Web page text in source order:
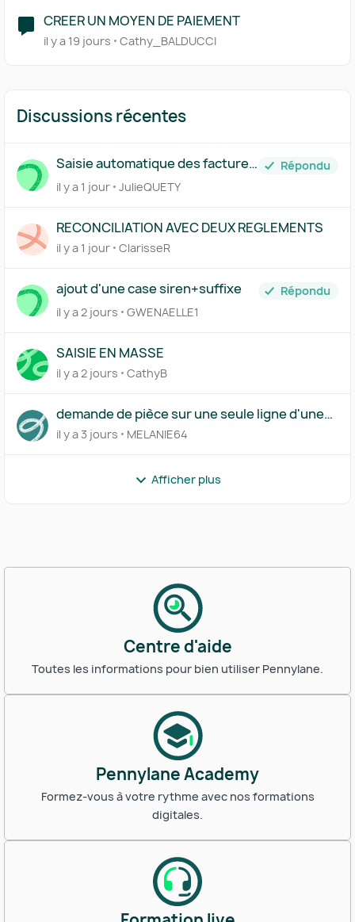
CREER UN MOYEN DE PAIEMENT
il y a 19 jours Cathy_BALDUCCI
Discussions récentes
Saisie automatique des factures
traitée par Pennylane
Répondu
il y a 1 jour JulieQUETY
RECONCILIATION AVEC DEUX REGLEMENTS
il y a 1 jour ClarisseR
ajout d'une case siren+suffixe
Répondu
il y a 2 jours
GWENAELLE1
SAISIE EN MASSE
il y a 2 jours CathyB
demande de pièce sur une seule ligne d'une
transaction
il y a 3 jours MELANIE64
Afficher plus
Centre d'aide
Toutes les informations pour bien utiliser Pennylane.
Pennylane Academy
Formez-vous à votre rythme avec nos formations
digitales.